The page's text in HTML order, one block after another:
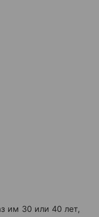
им 30 или 40 лет,